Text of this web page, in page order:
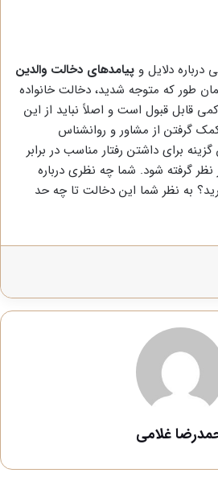
دلایل و پیامدهای دخالت والدین
طور که متوجه شدید، دخالت خانواده
قابل قبول است و اصلاً نباید از این
گرفتن از مشاور و روانشناس
برای داشتن رفتار مناسب در برابر
نظر گرفته شود. شما چه نظری درباره
به نظر شما این دخالت تا چه حد
غلامی